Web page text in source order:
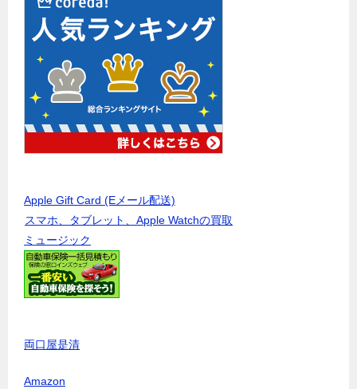
Apple Gift Card (Eメール配送)
スマホ、タブレット、Apple Watchの買取
ミュージック
両口屋是清
Amazon